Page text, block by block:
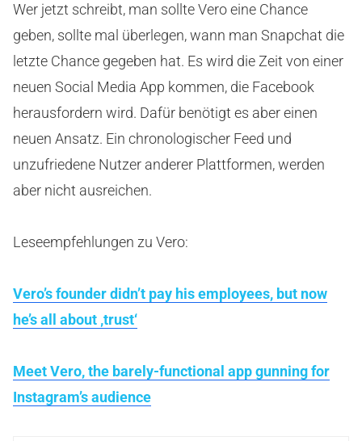
Wer jetzt schreibt, man sollte Vero eine Chance
geben, sollte mal überlegen, wann man Snapchat die
letzte Chance gegeben hat. Es wird die Zeit von einer
neuen Social Media App kommen, die Facebook
herausfordern wird. Dafür benötigt es aber einen
neuen Ansatz. Ein chronologischer Feed und
unzufriedene Nutzer anderer Plattformen, werden
aber nicht ausreichen.
Leseempfehlungen zu Vero:
Vero’s founder didn’t pay his employees, but now
he’s all about ‚trust‘
Meet Vero, the barely-functional app gunning for
Instagram’s audience